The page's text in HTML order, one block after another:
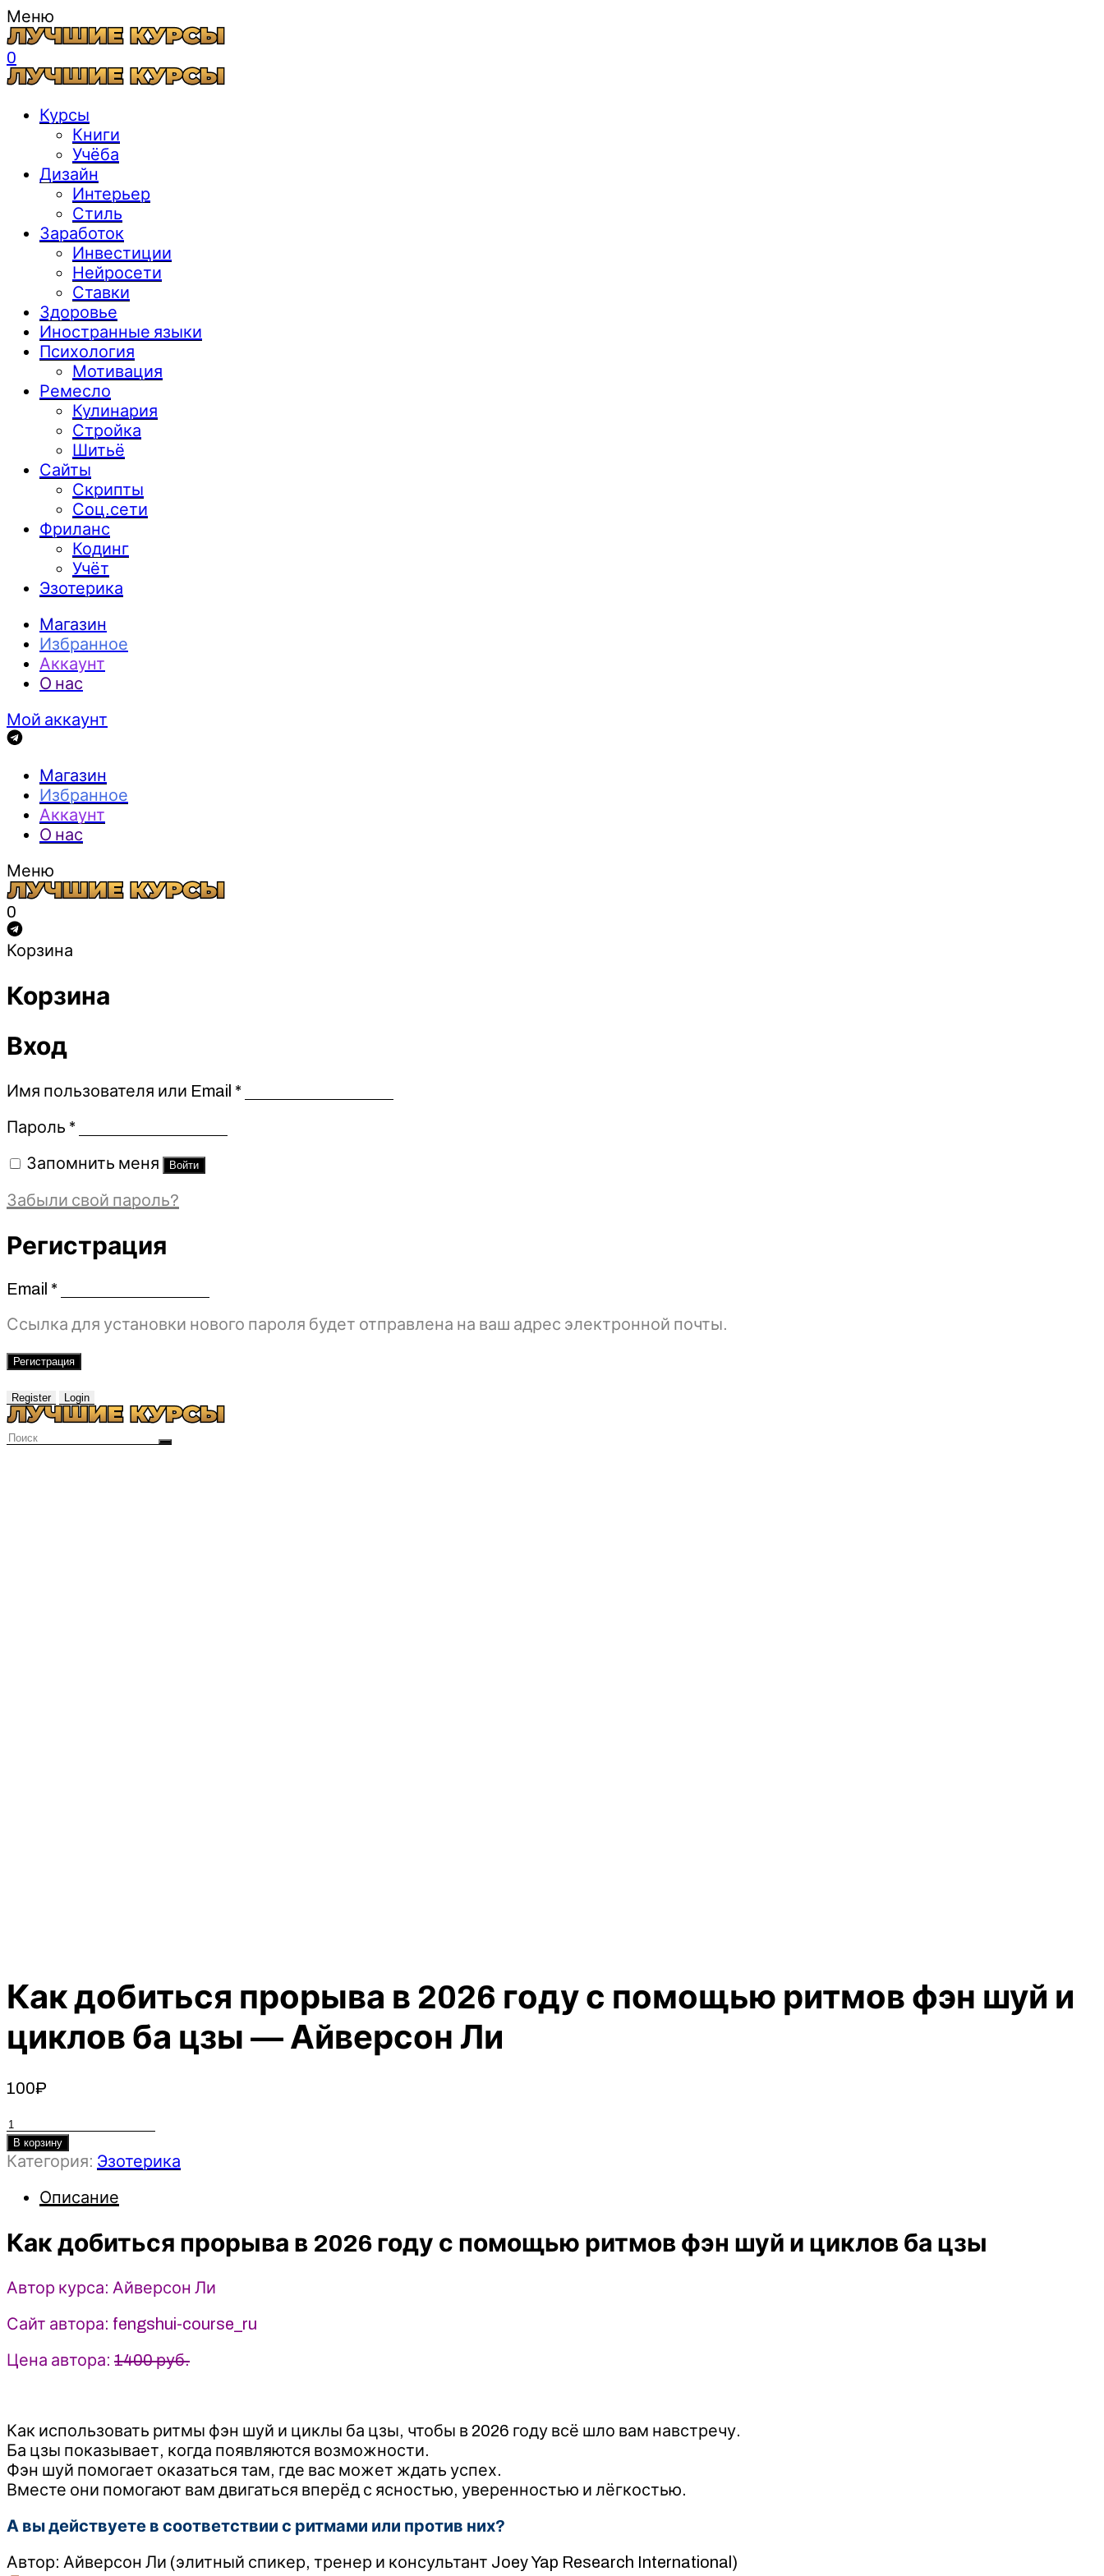
Меню
0
Курсы
Книги
Учёба
Дизайн
Интерьер
Стиль
Заработок
Инвестиции
Нейросети
Ставки
Здоровье
Иностранные языки
Психология
Мотивация
Ремесло
Кулинария
Стройка
Шитьё
Сайты
Скрипты
Соц.сети
Фриланс
Кодинг
Учёт
Эзотерика
Магазин
Избранное
Аккаунт
О нас
Мой аккаунт
Магазин
Избранное
Аккаунт
О нас
Меню
0
Корзина
Корзина
Вход
Имя пользователя или Email *Обязательно
Пароль *Обязательно
Запомнить меня Войти
Забыли свой пароль?
Регистрация
Email *Обязательно
Ссылка для установки нового пароля будет отправлена ​​на ваш адрес электронной почты.
Регистрация
Register Login
Как добиться прорыва в 2026 году с помощью ритмов фэн шуй и
циклов ба цзы — Айверсон Ли
100₽
Количество
товара
Как
прорыва
2026
с
помощью
ритмов
шуй
цзы
-
Айверсон
Ли
В корзину
Категория: Эзотерика
Описание
Как добиться прорыва в 2026 году с помощью ритмов фэн шуй и циклов ба цзы
Автор курса: Айверсон Ли
Сайт автора: fengshui-course_ru
Цена автора: 1400 руб.
Как использовать ритмы фэн шуй и циклы ба цзы, чтобы в 2026 году всё шло вам навстречу.
Ба цзы показывает, когда появляются возможности.
Фэн шуй помогает оказаться там, где вас может ждать успех.
Вместе они помогают вам двигаться вперёд с ясностью, уверенностью и лёгкостью.
А вы действуете в соответствии с ритмами или против них?
Автор: Айверсон Ли (элитный спикер, тренер и консультант Joey Yap Research International)